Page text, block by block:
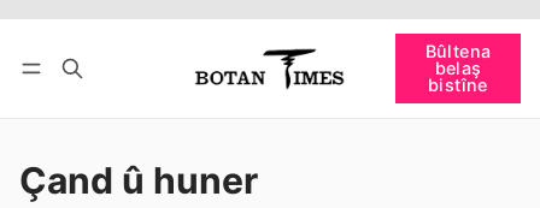
Bûltena
belaş
bistîne
bişopîne
Çand û huner